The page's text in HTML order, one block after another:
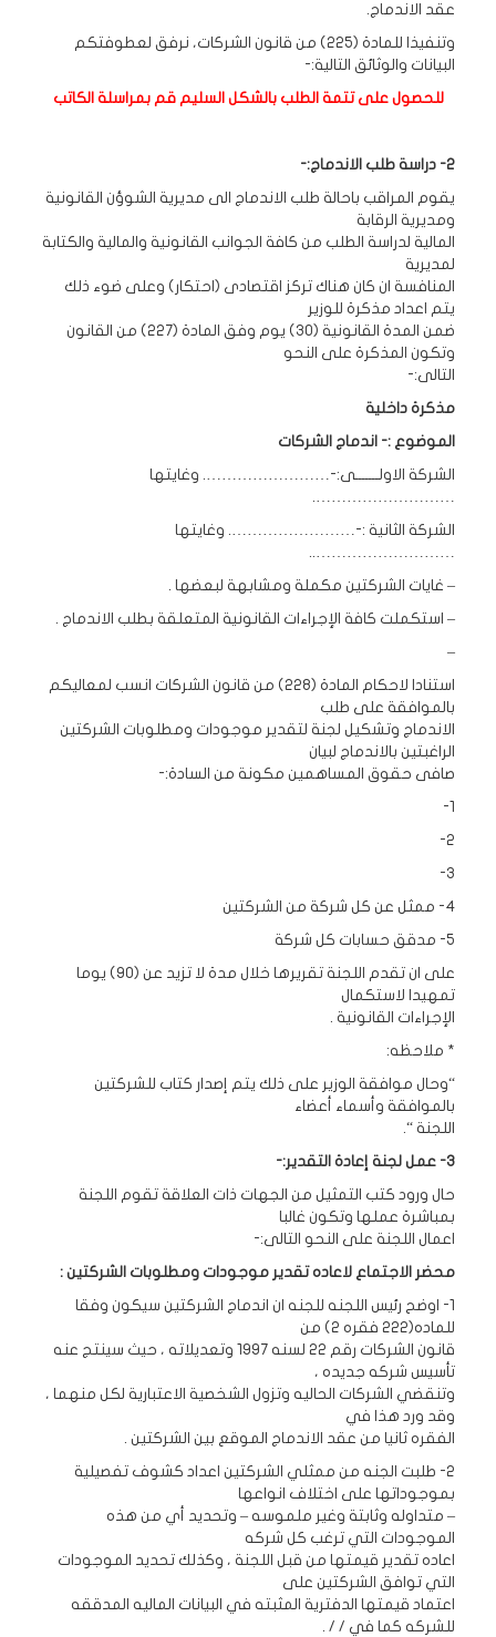
عقد الاندماج.
وتنفيذا للمادة (225) من قانون الشركات، نرفق لعطوفتكم
البيانات والوثائق التالية:-
للحصول على تتمة الطلب بالشكل السليم قم بمراسلة الكاتب
2- دراسة طلب الاندماج:-
يقوم المراقب باحالة طلب الاندماج الى مديرية الشوؤن القانونية
ومديرية الرقابة
المالية لدراسة الطلب من كافة الجوانب القانونية والمالية والكتابة
لمديرية
المنافسة ان كان هناك تركز اقتصادى (احتكار) وعلى ضوء ذلك
يتم اعداد مذكرة للوزير
ضمن المدة القانونية (30) يوم وفق المادة (227) من القانون
وتكون المذكرة على النحو
التالى:-
مذكرة داخلية
الموضوع :- اندماج الشركات
الشركة الاولـــــــى:-……………………. وغايتها
……………………….
الشركة الثانية :-……………………. وغايتها
………………………..
– غايات الشركتين مكملة ومشابهة لبعضها .
– استكملت كافة الإجراءات القانونية المتعلقة بطلب الاندماج .
–
استنادا لاحكام المادة (228) من قانون الشركات انسب لمعاليكم
بالموافقة على طلب
الاندماج وتشكيل لجنة لتقدير موجودات ومطلوبات الشركتين
الراغبتين بالاندماج لبيان
صافى حقوق المساهمين مكونة من السادة:-
1-
2-
3-
4- ممثل عن كل شركة من الشركتين
5- مدقق حسابات كل شركة
على ان تقدم اللجنة تقريرها خلال مدة لا تزيد عن (90) يوما
تمهيدا لاستكمال
الإجراءات القانونية .
* ملاحظه:
“وحال موافقة الوزير على ذلك يتم إصدار كتاب للشركتين
بالموافقة وأسماء أعضاء
اللجنة “.
3- عمل لجنة إعادة التقدير:-
حال ورود كتب التمثيل من الجهات ذات العلاقة تقوم اللجنة
بمباشرة عملها وتكون غالبا
اعمال اللجنة على النحو التالى:-
محضر الاجتماع لاعاده تقدير موجودات ومطلوبات الشركتين :
1- اوضح رئيس اللجنه للجنه ان اندماج الشركتين سيكون وفقا
للماده(222 فقره 2) من
قانون الشركات رقم 22 لسنه 1997 وتعديلاته ، حيث سينتج عنه
تأسيس شركه جديده ،
وتنقضي الشركات الحاليه وتزول الشخصية الاعتبارية لكل منهما ،
وقد ورد هذا في
الفقره ثانيا من عقد الاندماج الموقع بين الشركتين .
2- طلبت الجنه من ممثلي الشركتين اعداد كشوف تفصيلية
بموجوداتها على اختلاف انواعها
– متداوله وثابتة وغير ملموسه – وتحديد أي من هذه
الموجودات التي ترغب كل شركه
اعاده تقدير قيمتها من قبل اللجنة ، وكذلك تحديد الموجودات
التي توافق الشركتين على
اعتماد قيمتها الدفترية المثبته في البيانات الماليه المدققه
للشركه كما في / / .